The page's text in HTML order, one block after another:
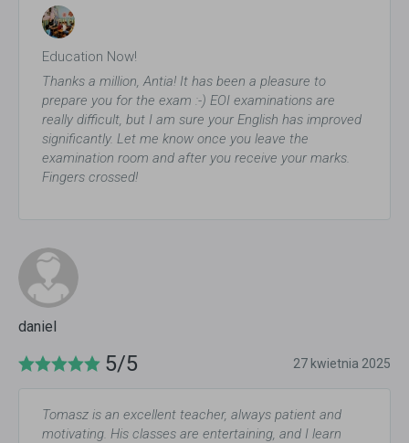
Education Now!
Thanks a million, Antia! It has been a pleasure to
prepare you for the exam :-) EOI examinations are
really difficult, but I am sure your English has improved
significantly. Let me know once you leave the
examination room and after you receive your marks.
Fingers crossed!
daniel
5/5 27 kwietnia 2025
Tomasz is an excellent teacher, always patient and
motivating. His classes are entertaining, and I learn